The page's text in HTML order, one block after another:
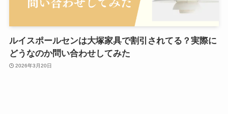
ルイスポールセンは大塚家具で割引されてる？実際に
どうなのか問い合わせしてみた
2026年3月20日